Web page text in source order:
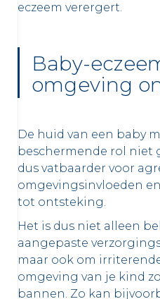
eczeem verergert.
Baby-
omgeving
De huid van een baby
beschermende rol niet
dus vatbaarder voor
omgevingsinvloeden
tot ontsteking.
Het is dus niet alleen
aangepaste
maar ook om
omgeving van je kind
bannen. Zo kan